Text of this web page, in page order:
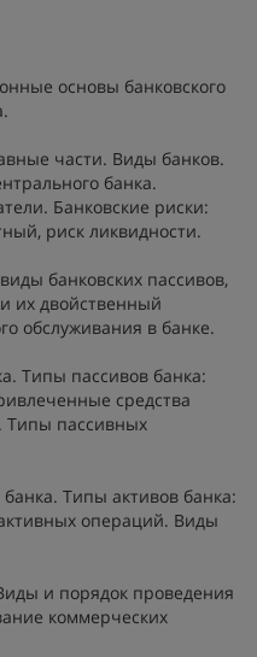
основы банковского
части. Виды банков.
банка.
Банковские риски:
риск ликвидности.
банковских пассивов,
их двойственный
обслуживания в банке.
Типы пассивов банка:
средства
Типы пассивных
Типы активов банка:
операций. Виды
и порядок проведения
коммерческих